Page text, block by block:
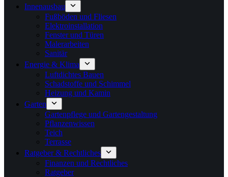
Innenausbau
Fußböden und Fliesen
Elektroinstallation
Fenster und Türen
Malerarbeiten
Sanitär
Energie & Klima
Luftdichtes Bauen
Schadstoffe und Schimmel
Heizung und Kamin
Garten
Gartenpflege und Gartengestaltung
Pflanzenwissen
Teich
Terrasse
Ratgeber & Rechtliches
Finanzen und Rechtliches
Ratgeber